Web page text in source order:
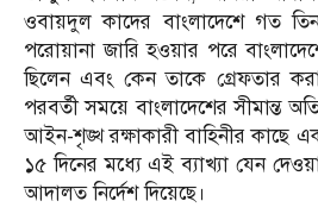
ওবায়দুল কাদের বাংলাদেশে গত
পরোয়ানা জারি হওয়ার পরে
ছিলেন এবং কেন তাকে গ্রেফতার
পরবর্তী সময়ে বাংলাদেশের সীমান্ত
আইন-শৃঙ্খ রক্ষাকারী বাহিনীর কাছে
১৫ দিনের মধ্যে এই ব্যাখ্যা যেন
আদালত নির্দেশ দিয়েছে।